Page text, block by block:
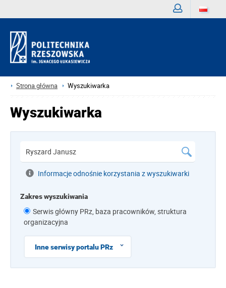
Strona główna Wyszukiwarka
Wyszukiwarka
Informacje odnośnie korzystania z wyszukiwarki
Zakres wyszukiwania
Serwis główny PRz, baza pracowników, struktura
organizacyjna
Inne serwisy portalu PRz